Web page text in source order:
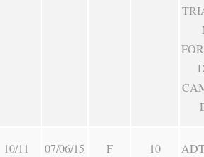
10/11
07/06/15 F 10